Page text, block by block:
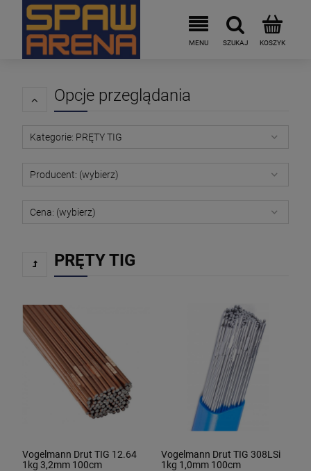
Opcje przeglądania
Kategorie: PRĘTY TIG
Producent: (wybierz)
Cena: (wybierz)
PRĘTY TIG
Vogelmann Drut TIG 12.64
1kg 3,2mm 100cm
Vogelmann Drut TIG 308LSi
1kg 1,0mm 100cm